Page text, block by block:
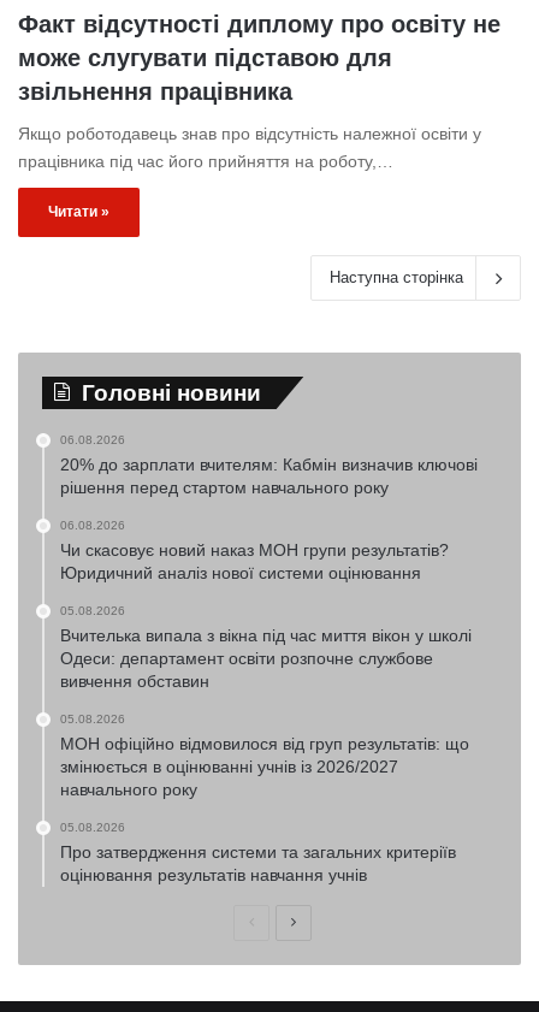
Факт відсутності диплому про освіту не
може слугувати підставою для
звільнення працівника
Якщо роботодавець знав про відсутність належної освіти у
працівника під час його прийняття на роботу,…
Читати »
Наступна сторінка
Головні новини
06.08.2026
20% до зарплати вчителям: Кабмін визначив ключові
рішення перед стартом навчального року
06.08.2026
Чи скасовує новий наказ МОН групи результатів?
Юридичний аналіз нової системи оцінювання
05.08.2026
Вчителька випала з вікна під час миття вікон у школі
Одеси: департамент освіти розпочне службове
вивчення обставин
05.08.2026
МОН офіційно відмовилося від груп результатів: що
змінюється в оцінюванні учнів із 2026/2027
навчального року
05.08.2026
Про затвердження системи та загальних критеріїв
оцінювання результатів навчання учнів
ПопередняНаступна